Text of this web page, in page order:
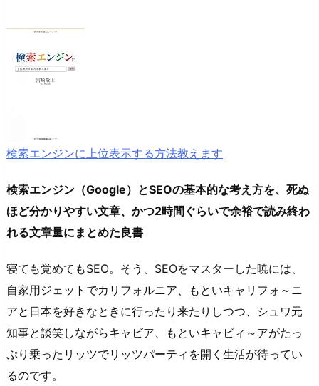
検索エンジンに上位表示する方法教えます
検索エンジン（Google）とSEOの基本的な考え方を、死ぬ
ほど分かりやすい文章、かつ2時間ぐらいで余裕で読み終わ
れる文章量にまとめた良書
寝ても覚めてもSEO。そう、SEOをマスターした暁には、
自家用ジェットでカリフォルニア、もといキャリフォ～ニ
アと日本を好きなときに行ったり来たりしつつ、シュワ元
知事と談笑しながらキャビア、もといキャビィ～アがたっ
ぷり乗ったリッツでリッツパーティを開く生活が待ってい
るのです。